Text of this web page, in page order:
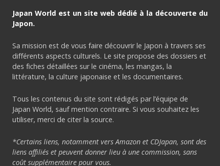
Japan World est un site web dédié à la découverte du
Japon.
Sa mission est de vous faire découvrir le Japon à travers ses
différents aspects culturels. Le site propose des dossiers et
des fiches détaillées sur le cinéma, les mangas, la
littérature, la culture japonaise et les documentaires.
Tous les contenus du site sont rédigés par l’équipe de
Japan World, sauf mention contraire. Si vous souhaitez les
utiliser, merci de citer la source.
*Certains liens, notamment vers Amazon et CDJapan, sont des
liens affiliés et peuvent donner lieu à une commission, sans
coût supplémentaire pour vous.